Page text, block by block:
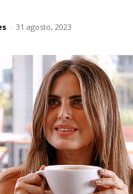
- 31 agosto, 2023